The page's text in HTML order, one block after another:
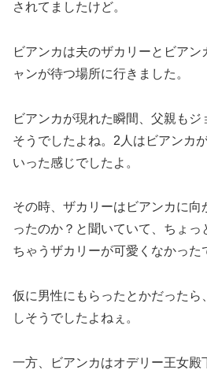
されてましたけど。
ビアンカは夫のザカリーとビア
ャンが待つ場所に行きました。
ビアンカが現れた瞬間、父親もジ
そうでしたよね。2人はビアンカ
いった感じでしたよ。
その時、ザカリーはビアンカに向
ったのか？と聞いていて、ちょっ
ちゃうザカリーが可愛くなかった
仮に男性にもらったとかだったら
しそうでしたよねぇ。
一方、ビアンカはオデリー王女殿